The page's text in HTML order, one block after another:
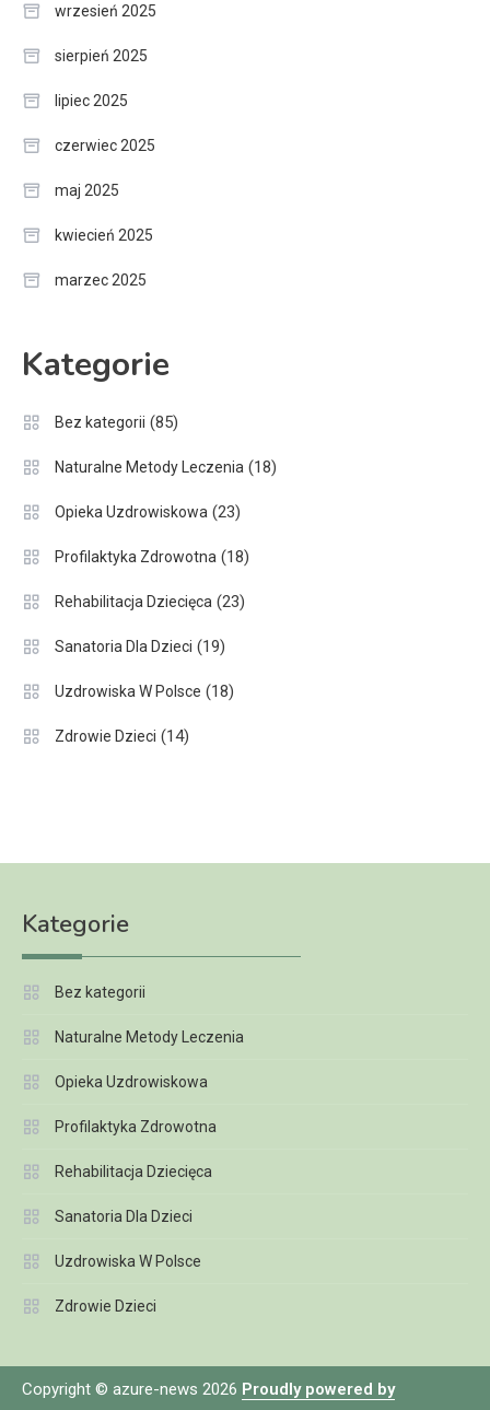
wrzesień 2025
sierpień 2025
lipiec 2025
czerwiec 2025
maj 2025
kwiecień 2025
marzec 2025
Kategorie
Bez kategorii (85)
Naturalne Metody Leczenia (18)
Opieka Uzdrowiskowa (23)
Profilaktyka Zdrowotna (18)
Rehabilitacja Dziecięca (23)
Sanatoria Dla Dzieci (19)
Uzdrowiska W Polsce (18)
Zdrowie Dzieci (14)
Kategorie
Bez kategorii
Naturalne Metody Leczenia
Opieka Uzdrowiskowa
Profilaktyka Zdrowotna
Rehabilitacja Dziecięca
Sanatoria Dla Dzieci
Uzdrowiska W Polsce
Zdrowie Dzieci
Copyright © azure-news 2026 Proudly powered by